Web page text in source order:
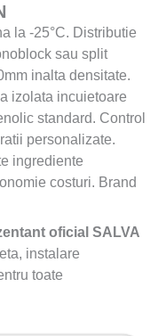
la -25°C. Distributie
sau split
inalta densitate.
izolata incuietoare
standard. Control
personalizate.
ingrediente
costuri. Brand
oficial SALVA
instalare
toate